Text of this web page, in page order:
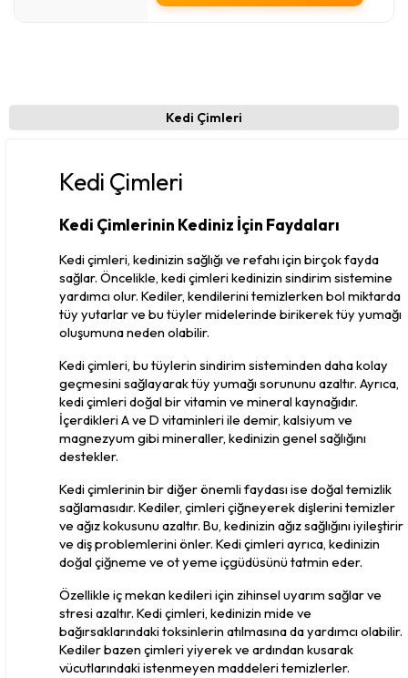
Kedi Çimleri
Kedi Çimleri
Kedi Çimlerinin Kediniz İçin Faydaları
Kedi çimleri, kedinizin sağlığı ve refahı için birçok fayda
sağlar. Öncelikle, kedi çimleri kedinizin sindirim sistemine
yardımcı olur. Kediler, kendilerini temizlerken bol miktarda
tüy yutarlar ve bu tüyler midelerinde birikerek tüy yumağı
oluşumuna neden olabilir.
Kedi çimleri, bu tüylerin sindirim sisteminden daha kolay
geçmesini sağlayarak tüy yumağı sorununu azaltır. Ayrıca,
kedi çimleri doğal bir vitamin ve mineral kaynağıdır.
İçerdikleri A ve D vitaminleri ile demir, kalsiyum ve
magnezyum gibi mineraller, kedinizin genel sağlığını
destekler.
Kedi çimlerinin bir diğer önemli faydası ise doğal temizlik
sağlamasıdır. Kediler, çimleri çiğneyerek dişlerini temizler
ve ağız kokusunu azaltır. Bu, kedinizin ağız sağlığını iyileştirir
ve diş problemlerini önler. Kedi çimleri ayrıca, kedinizin
doğal çiğneme ve ot yeme içgüdüsünü tatmin eder.
Özellikle iç mekan kedileri için zihinsel uyarım sağlar ve
stresi azaltır. Kedi çimleri, kedinizin mide ve
bağırsaklarındaki toksinlerin atılmasına da yardımcı olabilir.
Kediler bazen çimleri yiyerek ve ardından kusarak
vücutlarındaki istenmeyen maddeleri temizlerler.